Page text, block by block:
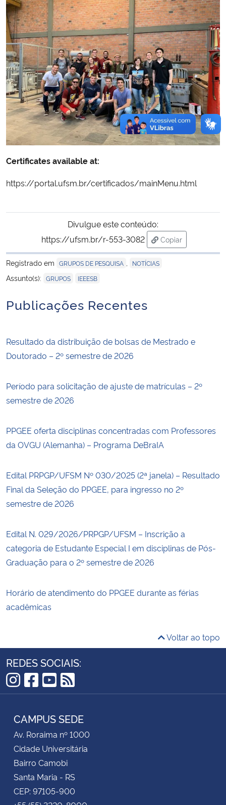
Certificates available at:
https://portal.ufsm.br/certificados/mainMenu.html
Divulgue este conteúdo:
https://ufsm.br/r-553-3082
Copiar
para área de
Registrado em GRUPOS DE PESQUISA NOTÍCIAS
Assunto(s): GRUPOS IEEESB
Publicações Recentes
Resultado da distribuição de bolsas de Mestrado e
Doutorado – 2º semestre de 2026
Período para solicitação de ajuste de matrículas – 2º
semestre de 2026
PPGEE oferta disciplinas concentradas com Professores
da OVGU (Alemanha) – Programa DeBraIA
Edital PRPGP/UFSM Nº 030/2025 (2ª janela) – Resultado
Final da Seleção do PPGEE, para ingresso no 2º
semestre de 2026
Edital N. 029/2026/PRPGP/UFSM – Inscrição a
categoria de Estudante Especial I em disciplinas de Pós-
Graduação para o 2º semestre de 2026
Horário de atendimento do PPGEE durante as férias
acadêmicas
Voltar ao topo
REDES SOCIAIS:
Instagram
Facebook
YouTube
RSS
CAMPUS SEDE
Av. Roraima nº 1000
Cidade Universitária
Bairro Camobi
Santa Maria - RS
CEP: 97105-900